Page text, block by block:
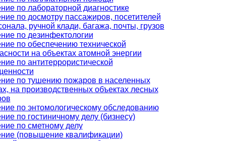
по лабораторной диагностике
по досмотру пассажиров, посетителей
ручной клади, багажа, почты, грузов
по дезинфектологии
по обеспечению технической
на объектах атомной энергии
по антитеррористической
по тушению пожаров в населенных
на производственных объектах лесных
по энтомологическому обследованию
по гостиничному делу (бизнесу)
по сметному делу
(повышение квалификации)